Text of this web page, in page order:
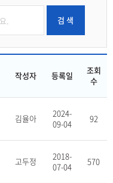
검 색
작성자 등록일
조회
수
김율아
2024-
09-04
92
고두정
2018-
07-04
570